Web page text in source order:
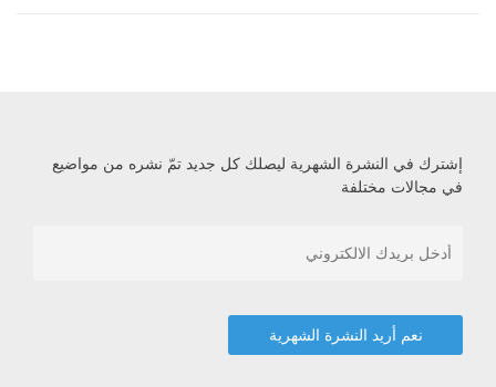
إشترك في النشرة الشهرية ليصلك كل جديد تمّ نشره من مواضيع
في مجالات مختلفة